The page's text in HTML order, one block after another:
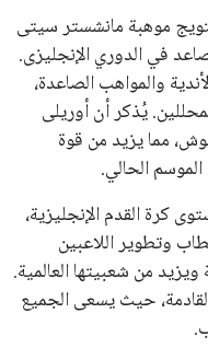
موهبة مانشستر سيتى
في الدوري الإنجليزى.
والمواهب الصاعدة،
يُذكر أن أوريلى
مما يزيد من قوة
الحالي.
كرة القدم الإنجليزية،
وتطوير اللاعبين
من شعبيتها العالمية.
حيث يسعى الجميع